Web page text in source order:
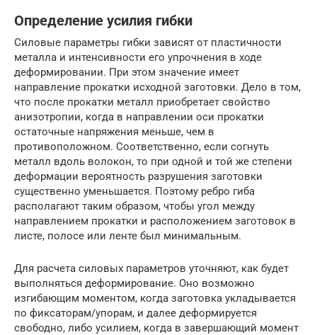
Определение усилия гибки
Силовые параметры гибки зависят от пластичности
металла и интенсивности его упрочнения в ходе
деформировании. При этом значение имеет
направление прокатки исходной заготовки. Дело в том,
что после прокатки металл приобретает свойство
анизотропии, когда в направлении оси прокатки
остаточные напряжения меньше, чем в
противоположном. Соответственно, если согнуть
металл вдоль волокон, то при одной и той же степени
деформации вероятность разрушения заготовки
существенно уменьшается. Поэтому ребро гиба
располагают таким образом, чтобы угол между
направлением прокатки и расположением заготовок в
листе, полосе или ленте был минимальным.
Для расчета силовых параметров уточняют, как будет
выполняться деформирование. Оно возможно
изгибающим моментом, когда заготовка укладывается
по фиксаторам/упорам, и далее деформируется
свободно, либо усилием, когда в завершающий момент